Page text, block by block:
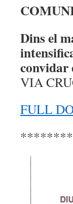
Dins el
convidar
VIA
FULL